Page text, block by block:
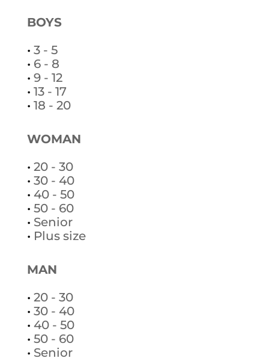
BOYS
• 3 - 5
• 6 - 8
• 9 - 12
• 13 - 17
• 18 - 20
WOMAN
• 20 - 30
• 30 - 40
• 40 - 50
• 50 - 60
• Senior
• Plus size
MAN
• 20 - 30
• 30 - 40
• 40 - 50
• 50 - 60
• Senior